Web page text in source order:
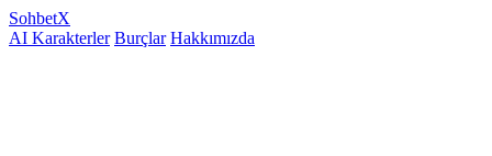
SohbetX
AI Karakterler Burçlar Hakkımızda